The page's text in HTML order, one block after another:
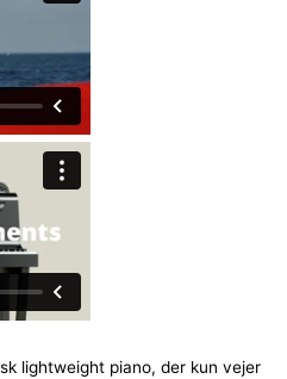
lightweight piano, der kun vejer